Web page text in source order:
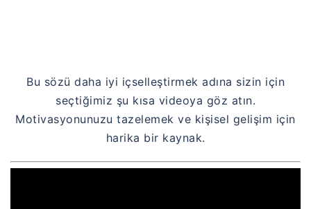
Bu sözü daha iyi içselleştirmek adına sizin için
seçtiğimiz şu kısa videoya göz atın.
Motivasyonunuzu tazelemek ve kişisel gelişim için
harika bir kaynak.